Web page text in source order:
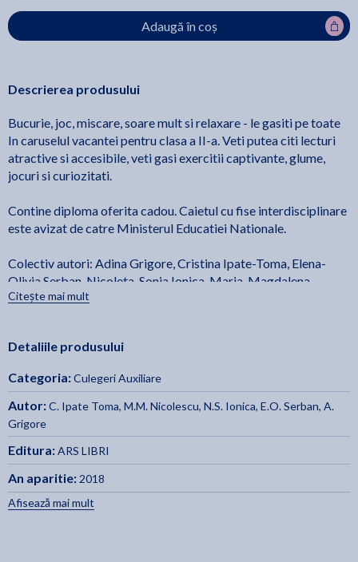
Adaugă în coș
Descrierea produsului
Bucurie, joc, miscare, soare mult si relaxare - le gasiti pe toate
In caruselul vacantei pentru clasa a II-a. Veti putea citi lecturi
atractive si accesibile, veti gasi exercitii captivante, glume,
jocuri si curiozitati.
Contine diploma oferita cadou. Caietul cu fise interdisciplinare
este avizat de catre Ministerul Educatiei Nationale.
Colectiv autori: Adina Grigore, Cristina Ipate-Toma, Elena-
Olivia Serban, Nicoleta-Sonia Ionica, Maria-Magdalena
Nicolescu
Citește mai mult
Detaliile produsului
Categoria:Culegeri Auxiliare
Autor:C. Ipate Toma, M.M. Nicolescu, N.S. Ionica, E.O. Serban, A.
Grigore
Editura:ARS LIBRI
An aparitie: 2018
Afisează mai mult